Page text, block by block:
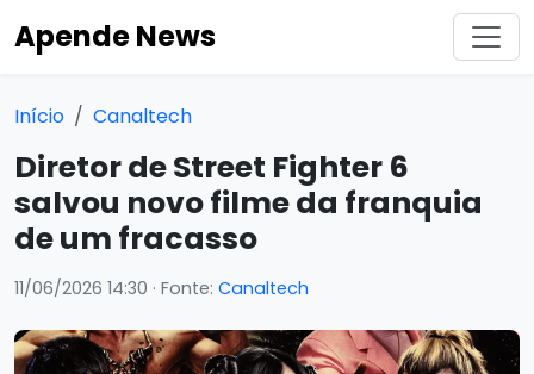
Apende News
Início Canaltech
Diretor de Street Fighter 6
salvou novo filme da franquia
de um fracasso
11/06/2026 14:30 · Fonte: Canaltech